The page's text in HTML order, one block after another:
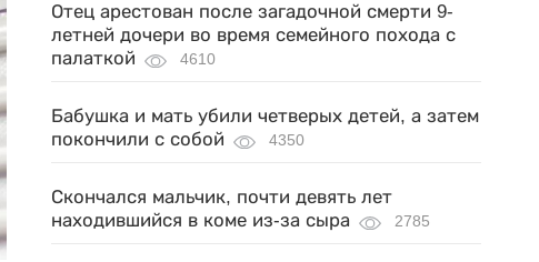
Отец арестован после загадочной смерти 9-
летней дочери во время семейного похода с
палаткой
4610
Бабушка и мать убили четверых детей, а затем
покончили с собой
4350
Скончался мальчик, почти девять лет
находившийся в коме из-за сыра
2785